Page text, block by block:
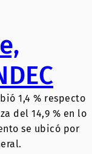
1,4 % respecto
del 14,9 % en lo
se ubicó por